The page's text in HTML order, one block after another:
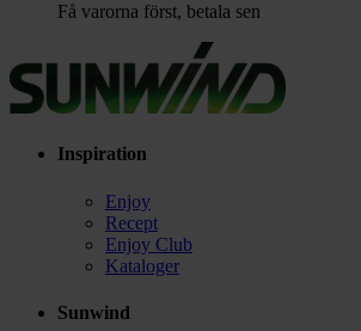
Få varorna först, betala sen
Inspiration
Enjoy
Recept
Enjoy Club
Kataloger
Sunwind